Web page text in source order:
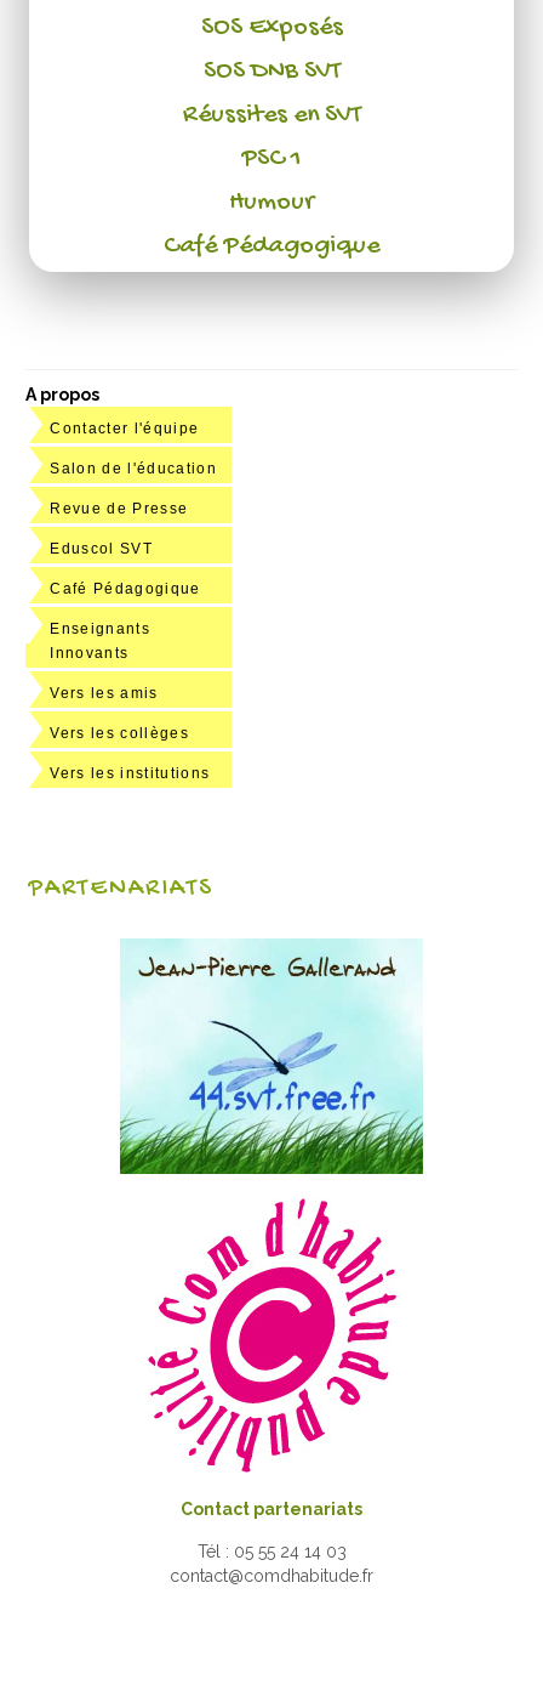
SOS Exposés
SOS DNB SVT
Réussites en SVT
PSC 1
Humour
Café Pédagogique
A propos
Contacter l'équipe
Salon de l'éducation
Revue de Presse
Eduscol SVT
Café Pédagogique
Enseignants
Innovants
Vers les amis
Vers les collèges
Vers les institutions
PARTENARIATS
Contact partenariats
Tél : 05 55 24 14 03
contact@comdhabitude.fr